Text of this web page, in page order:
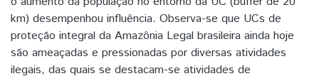
km) desempenhou influência. Observa-se que UCs de
proteção integral da Amazônia Legal brasileira ainda hoje
são ameaçadas e pressionadas por diversas atividades
ilegais, das quais se destacam-se atividades de